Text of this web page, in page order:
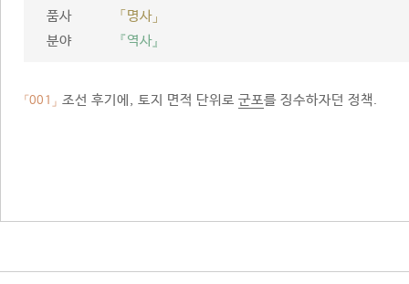
품사
「명사」
분야
『역사』
「001」 조선 후기에, 토지 면적 단위로 군포를 징수하자던 정책.